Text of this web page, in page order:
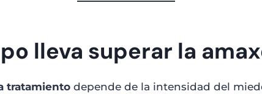
lleva superar la
tratamiento depende de la intensidad del